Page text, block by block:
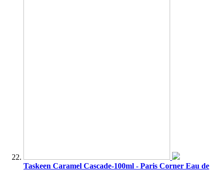
Taskeen Caramel Cascade-100ml - Paris Corner Eau de